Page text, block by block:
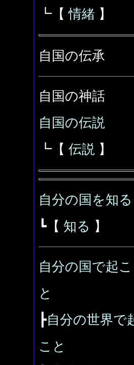
┗【情緒 】
自国の伝承
自国の神話
自国の伝説
┗【 伝説 】
自分の国を知る
┗【 知る 】
自分の国で起
と
┣自分の世界で
こと